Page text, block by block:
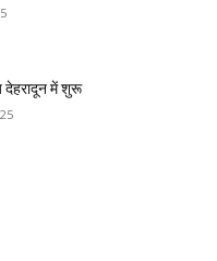
देहरादून में शुरू